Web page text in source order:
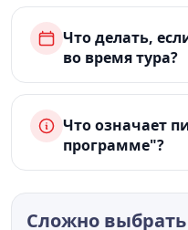
Что делать,
во время тура?
Что означает
программе"?
Сложно выбрать